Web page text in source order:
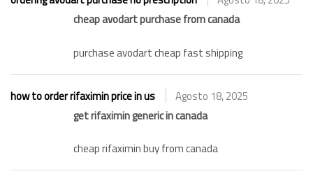
cheap avodart purchase from canada
purchase avodart cheap fast shipping
how to order rifaximin price in us
Agosto 18, 2025
get rifaximin generic in canada
cheap rifaximin buy from canada